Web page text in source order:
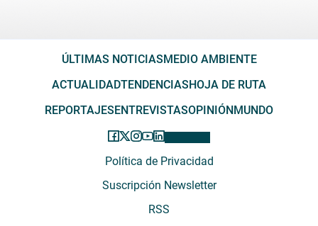
ÚLTIMAS NOTICIAS MEDIO AMBIENTE
ACTUALIDADTENDENCIAS HOJA DE RUTA
REPORTAJES ENTREVISTASOPINIÓN MUNDO
Política de Privacidad
Suscripción Newsletter
RSS